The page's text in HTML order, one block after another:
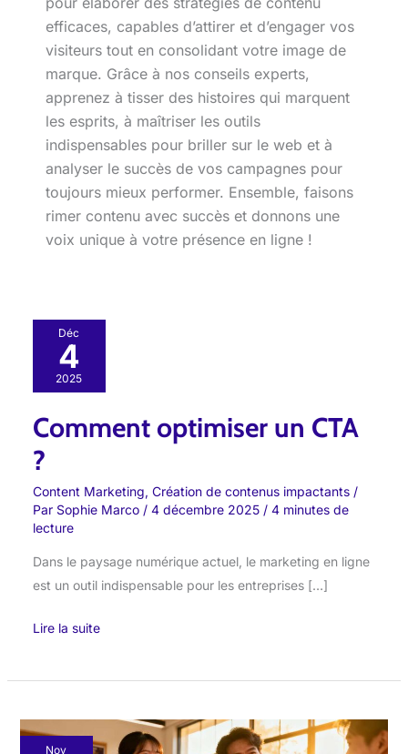
efficaces, capables d’attirer et d’engager vos
visiteurs tout en consolidant votre image de
marque. Grâce à nos conseils experts,
apprenez à tisser des histoires qui marquent
les esprits, à maîtriser les outils
indispensables pour briller sur le web et à
analyser le succès de vos campagnes pour
toujours mieux performer. Ensemble, faisons
rimer contenu avec succès et donnons une
voix unique à votre présence en ligne !
Déc
4
2025
Comment optimiser un CTA
?
Content Marketing, Création de contenus impactants/
Par Sophie Marco / 4 décembre 2025/ 4 minutes de
lecture
Dans le paysage numérique actuel, le marketing en ligne
est un outil indispensable pour les entreprises […]
Comment
optimiser
?
Lire la suite
Nov
Astuces